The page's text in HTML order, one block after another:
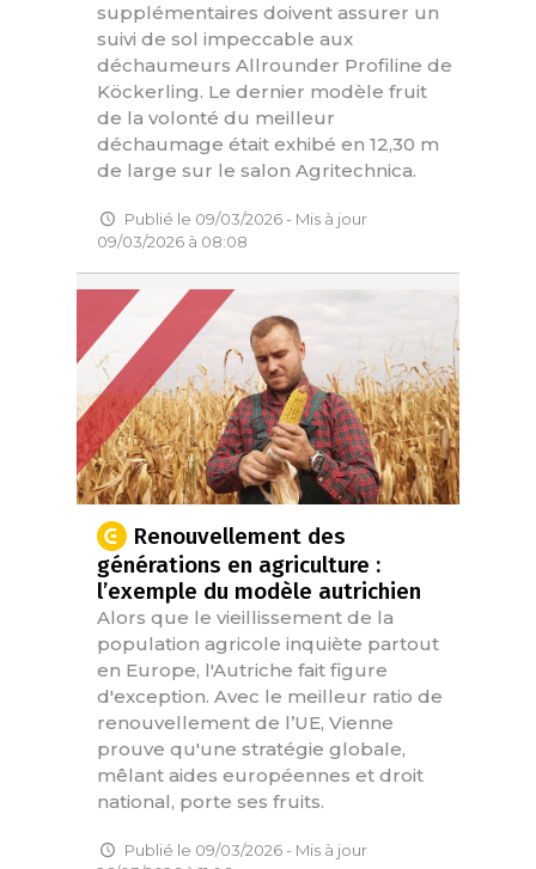
supplémentaires doivent assurer un
suivi de sol impeccable aux
déchaumeurs Allrounder Profiline de
Köckerling. Le dernier modèle fruit
de la volonté du meilleur
déchaumage était exhibé en 12,30 m
de large sur le salon Agritechnica.
Publié le 09/03/2026 - Mis à jour
09/03/2026 à 08:08
Renouvellement des
générations en agriculture :
l’exemple du modèle autrichien
Alors que le vieillissement de la
population agricole inquiète partout
en Europe, l'Autriche fait figure
d'exception. Avec le meilleur ratio de
renouvellement de l’UE, Vienne
prouve qu'une stratégie globale,
mêlant aides européennes et droit
national, porte ses fruits.
Publié le 09/03/2026 - Mis à jour